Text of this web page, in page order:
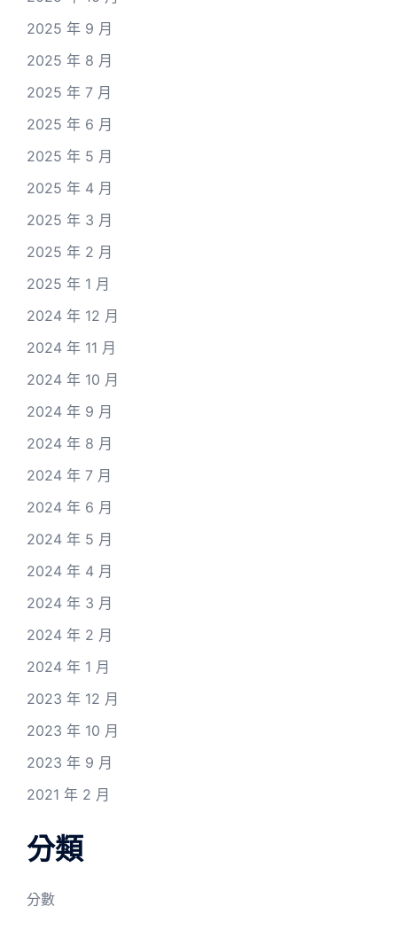
2025 年 9 月
2025 年 8 月
2025 年 7 月
2025 年 6 月
2025 年 5 月
2025 年 4 月
2025 年 3 月
2025 年 2 月
2025 年 1 月
2024 年 12 月
2024 年 11 月
2024 年 10 月
2024 年 9 月
2024 年 8 月
2024 年 7 月
2024 年 6 月
2024 年 5 月
2024 年 4 月
2024 年 3 月
2024 年 2 月
2024 年 1 月
2023 年 12 月
2023 年 10 月
2023 年 9 月
2021 年 2 月
分類
分數